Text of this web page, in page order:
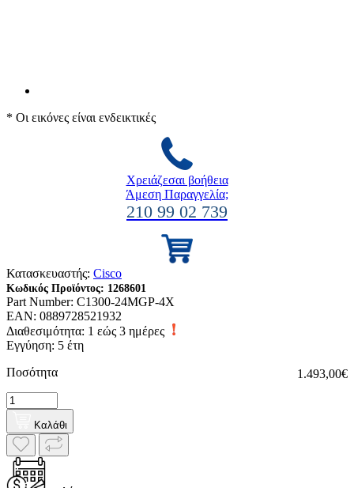
* Οι εικόνες είναι ενδεικτικές
Χρειάζεσαι βοήθεια
Άμεση Παραγγελία;
210 99 02 739
Κατασκευαστής: Cisco
Κωδικός Προϊόντος: 1268601
Part Number: C1300-24MGP-4X
EAN: 0889728521932
Διαθεσιμότητα: 1 εώς 3 ημέρες
Εγγύηση: 5 έτη
1.493,00€
Ποσότητα
Καλάθι